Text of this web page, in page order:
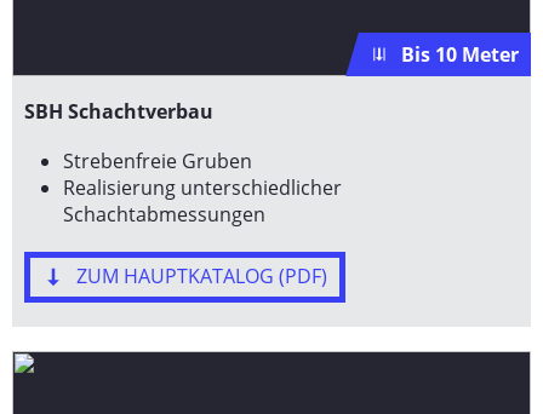
Bis 10 Meter
SBH Schachtverbau
Strebenfreie Gruben
Realisierung unterschiedlicher
Schachtabmessungen
ZUM HAUPTKATALOG (PDF)